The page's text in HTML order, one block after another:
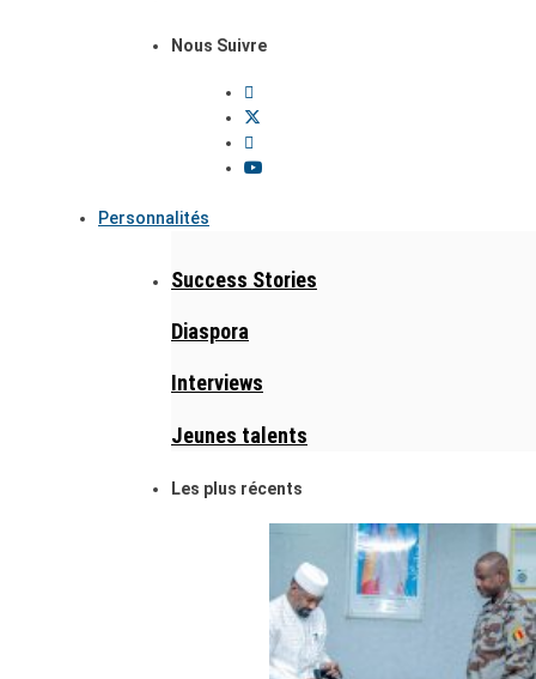
Nous Suivre
Personnalités
Success Stories
Diaspora
Interviews
Jeunes talents
Les plus récents